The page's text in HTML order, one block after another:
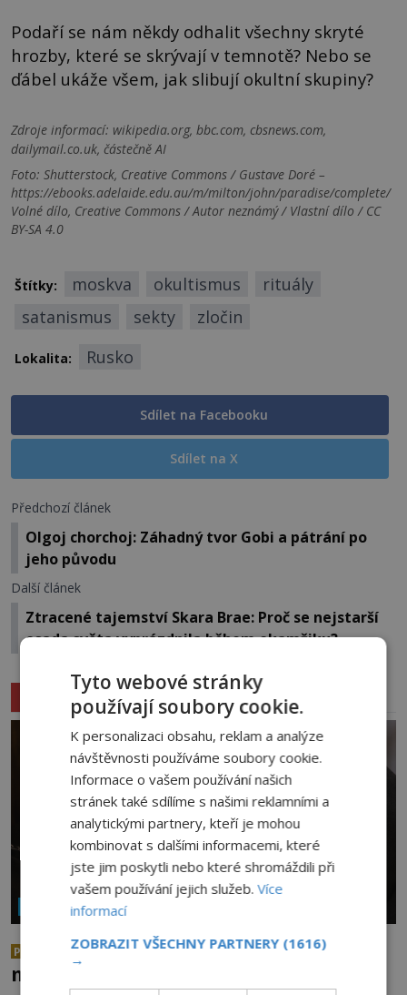
Podaří se nám někdy odhalit všechny skryté
hrozby, které se skrývají v temnotě? Nebo se
ďábel ukáže všem, jak slibují okultní skupiny?
Zdroje informací: wikipedia.org, bbc.com, cbsnews.com,
dailymail.co.uk, částečně AI
Foto: Shutterstock, Creative Commons / Gustave Doré –
https://ebooks.adelaide.edu.au/m/milton/john/paradise/complete/
Volné dílo, Creative Commons / Autor neznámý / Vlastní dílo / CC
BY-SA 4.0
Štítky: moskva okultismus
rituály
satanismus
sekty zločin
Lokalita: Rusko
Sdílet na Facebooku
Sdílet na X
Předchozí článek
Olgoj chorchoj: Záhadný tvor Gobi a pátrání po
jeho původu
Další článek
Ztracené tajemství Skara Brae: Proč se nejstarší
osada světa vyprázdnila během okamžiku?
Související články
NÁBOŽENSTVÍ A OKULTISMUS
PREMIUM
Neporušená těla svatých: Jak je
možné, že vzdorují času?
Tyto webové stránky
používají soubory cookie.
K personalizaci obsahu, reklam a analýze
návštěvnosti používáme soubory cookie.
Informace o vašem používání našich
stránek také sdílíme s našimi reklamními a
analytickými partnery, kteří je mohou
kombinovat s dalšími informacemi, které
jste jim poskytli nebo které shromáždili při
vašem používání jejich služeb.Více
informací
ZOBRAZIT VŠECHNY PARTNERY (1616)
→